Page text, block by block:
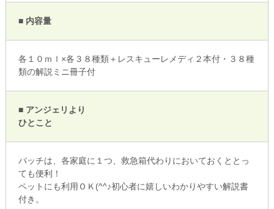
■ 内容量
各１０ｍｌ×各３８種類＋レスキューレメディ２本付・３８種
類の解説ミニ冊子付
■ アンジェリより
ひとこと
バッチは、各家庭に１つ、救急箱代わりにおいておくととっ
ても便利！
ペットにも利用ＯＫ(^^♪初心者に嬉しいわかりやすい解説書
付き。